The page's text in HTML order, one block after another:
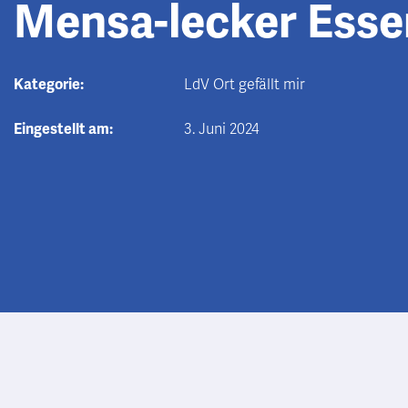
Mensa-lecker
Kategorie: LdV Ort gefällt mir
Eingestellt am: 3. Juni 2024